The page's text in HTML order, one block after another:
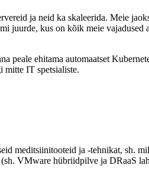
ja neid ka skaleerida. Meie
juurde, kus on kõik meie
peale ehitama automaatset
mitte IT spetsialiste.
meditsiinitooteid ja -tehnikat,
VMware hübriidpilve ja DRaaS